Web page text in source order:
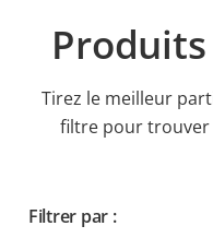
Tirez le meilleur
filtre pour trouver
Filtrer par :